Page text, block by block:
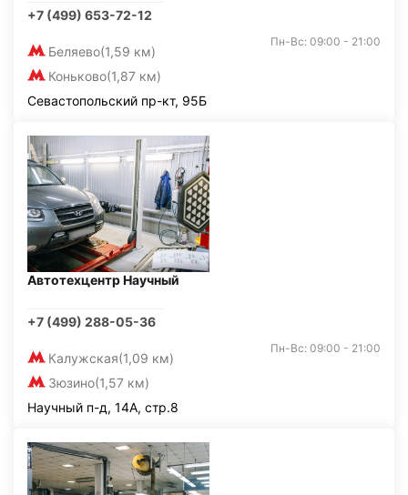
+7 (499) 653-72-12
Беляево(1,59 км)
Коньково(1,87 км)
Пн-Вс: 09:00 - 21:00
Севастопольский пр-кт, 95Б
Автотехцентр Научный
+7 (499) 288-05-36
Калужская(1,09 км)
Зюзино(1,57 км)
Пн-Вс: 09:00 - 21:00
Научный п-д, 14А, стр.8